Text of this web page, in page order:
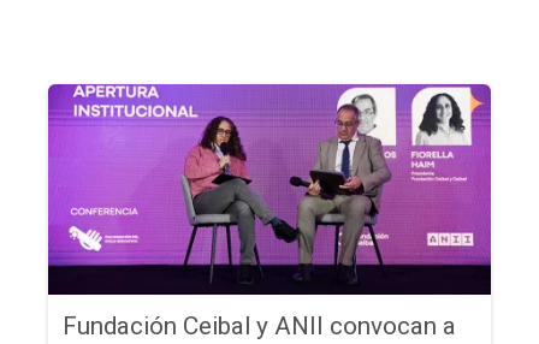
Fundación Ceibal y ANII convocan a